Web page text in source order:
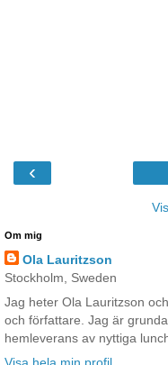
‹
Om mig
Ola Lauritzson
Stockholm, Sweden
Jag heter Ola Lauritzson
och författare. Jag är
hemleverans av nyttiga